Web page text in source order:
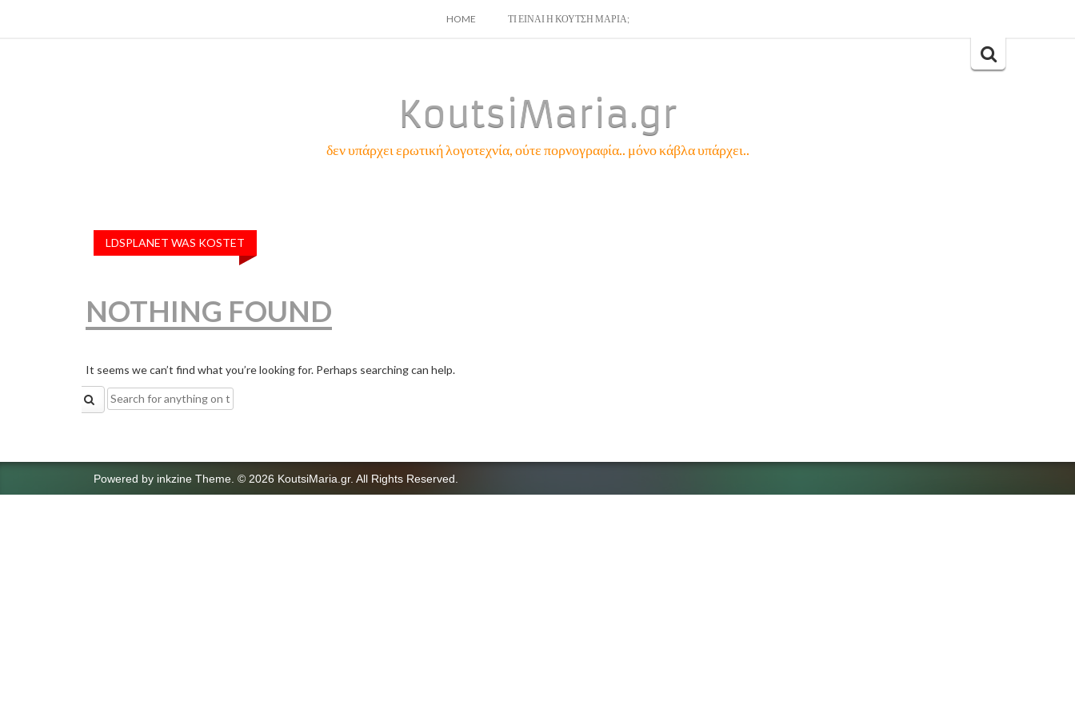
SKIP
HOME ΤΙ ΕΙΝΑΙ Η ΚΟΥΤΣΗ ΜΑΡΙΑ;
Search
KoutsiMaria.gr
δεν υπάρχει ερωτική λογοτεχνία, ούτε πορνογραφία.. μόνο κάβλα υπάρχει..
LDSPLANET WAS KOSTET
NOTHING FOUND
It seems we can’t find what you’re looking for. Perhaps searching can help.
Search
for:
Powered by inkzine Theme © 2026 KoutsiMaria.gr. All Rights Reserved.